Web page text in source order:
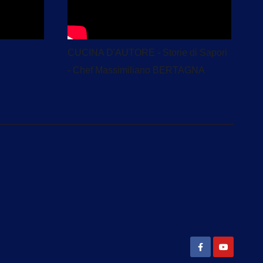
CUCINA D'AUTORE - Storie di Sapori
- Chef Massimiliano BERTAGNA